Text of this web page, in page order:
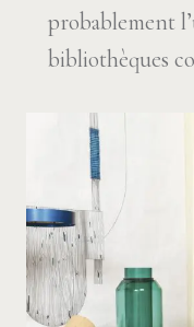
probablement
bibliothèques